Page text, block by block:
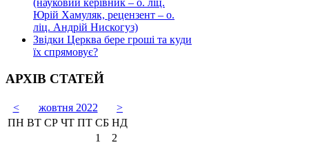
(науковий керівник – о. ліц.
Юрій Хамуляк, рецензент – о.
ліц. Андрій Нискогуз)
Звідки Церква бере гроші та куди
їх спрямовує?
АРХІВ СТАТЕЙ
< жовтня 2022
>
ПН ВТ СР ЧТ ПТ СБ НД
1
2